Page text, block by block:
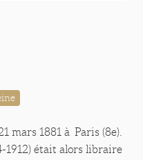
mars 1881 à Paris (8e).
1912) était alors libraire